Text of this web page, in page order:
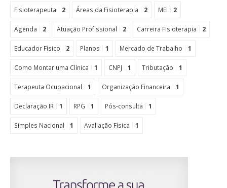
Fisioterapeuta 2 Áreas da Fisioterapia 2 MEI 2
Agenda 2 Atuação Profissional 2 Carreira FIsioterapia 2
Educador Físico 2 Planos 1 Mercado de Trabalho 1
Como Montar uma Clínica 1 CNPJ 1 Tributação 1
Terapeuta Ocupacional 1 Organização Financeira 1
Declaração IR 1 RPG 1 Pós-consulta 1
Simples Nacional 1 Avaliação Física 1